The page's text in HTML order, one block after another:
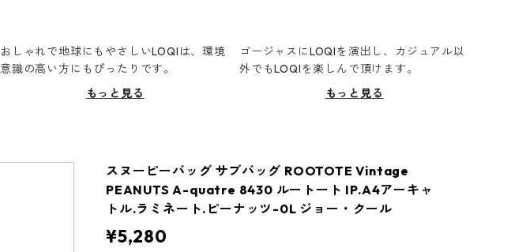
おしゃれで地球にもやさしいLOQIは、環境
意識の高い方にもぴったりです。
もっと見る
ゴージャスにLOQIを演出し、カジュアル以
外でもLOQIを楽しんで頂けます。
もっと見る
スヌーピーバッグ サブバッグ ROOTOTE Vintage
PEANUTS A-quatre 8430 ルートート IP.A4アーキャ
トル.ラミネート.ピーナッツ-0L ジョー・クール
¥5,280